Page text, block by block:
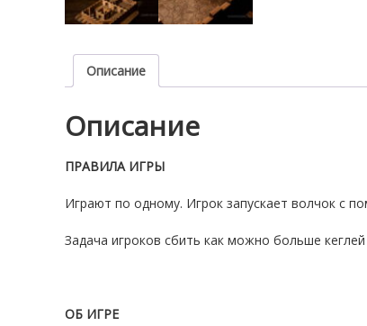
Описание
Описание
ПРАВИЛА ИГРЫ
Играют по одному. Игрок запускает волчок с
Задача игроков сбить как можно больше
ОБ ИГРЕ